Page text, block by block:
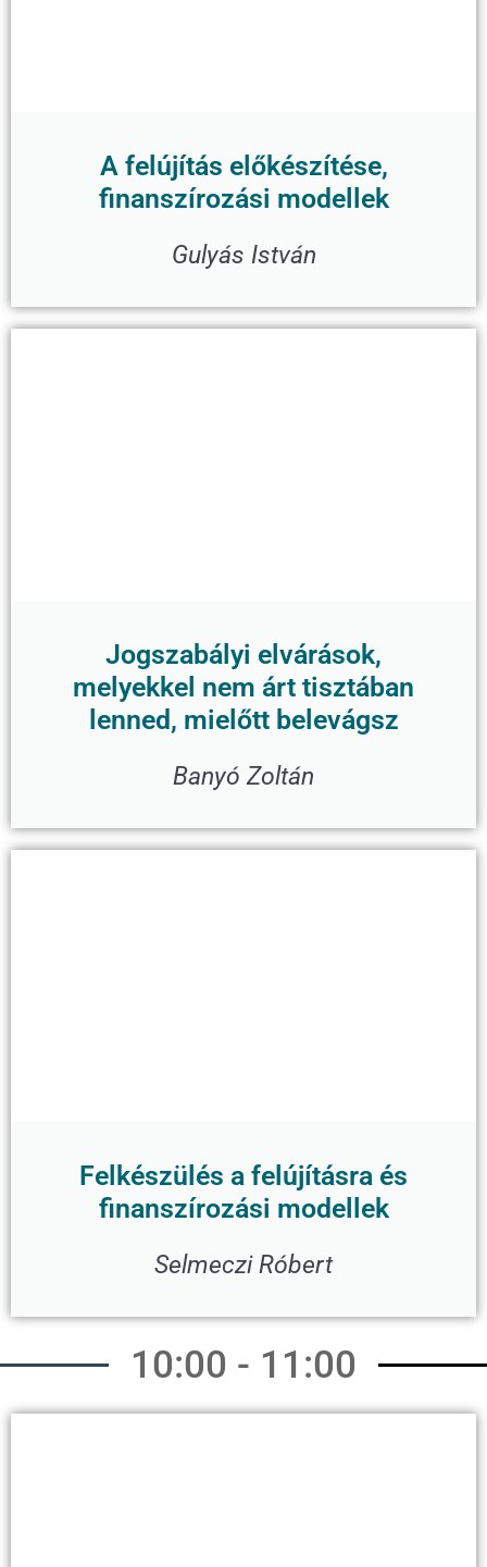
A felújítás előkészítése,
finanszírozási modellek
Gulyás István
Jogszabályi elvárások,
melyekkel nem árt tisztában
lenned, mielőtt belevágsz
Banyó Zoltán
Felkészülés a felújításra és
finanszírozási modellek
Selmeczi Róbert
10:00 - 11:00